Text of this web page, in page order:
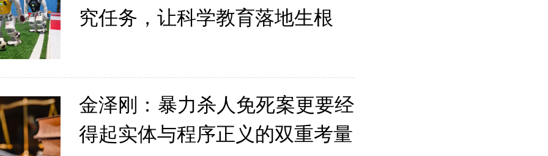
究任务，让科学教育落地生根
金泽刚：暴力杀人免死案更要经
得起实体与程序正义的双重考量